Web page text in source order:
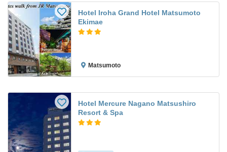
Hotel Iroha Grand Hotel Matsumoto
Ekimae
Matsumoto
Hotel Mercure Nagano Matsushiro
Resort & Spa